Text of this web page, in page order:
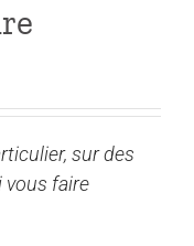
sur des
vous faire